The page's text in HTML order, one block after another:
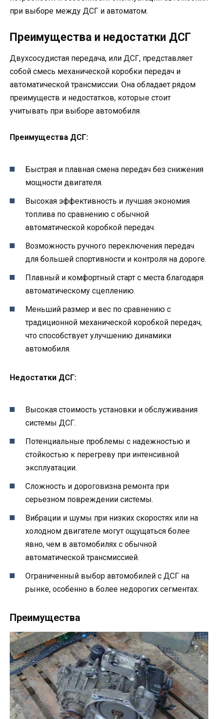
при выборе между ДСГ и автоматом.
Преимущества и недостатки ДСГ
Двухсосудистая передача, или ДСГ, представляет
собой смесь механической коробки передач и
автоматической трансмиссии. Она обладает рядом
преимуществ и недостатков, которые стоит
учитывать при выборе автомобиля.
Преимущества ДСГ:
Быстрая и плавная смена передач без снижения
мощности двигателя.
Высокая эффективность и лучшая экономия
топлива по сравнению с обычной
автоматической коробкой передач.
Возможность ручного переключения передач
для большей спортивности и контроля на дороге.
Плавный и комфортный старт с места благодаря
автоматическому сцеплению.
Меньший размер и вес по сравнению с
традиционной механической коробкой передач,
что способствует улучшению динамики
автомобиля.
Недостатки ДСГ:
Высокая стоимость установки и обслуживания
системы ДСГ.
Потенциальные проблемы с надежностью и
стойкостью к перегреву при интенсивной
эксплуатации.
Сложность и дороговизна ремонта при
серьезном повреждении системы.
Вибрации и шумы при низких скоростях или на
холодном двигателе могут ощущаться более
явно, чем в автомобилях с обычной
автоматической трансмиссией.
Ограниченный выбор автомобилей с ДСГ на
рынке, особенно в более недорогих сегментах.
Преимущества